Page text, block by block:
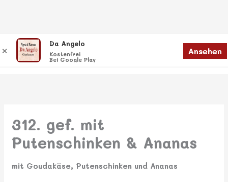
Inhalt
springen
Menü
Menü
312. gef. mit
Putenschinken & Ananas
mit Goudakäse, Putenschinken und Ananas
✕
Da Angelo
Kostenfrei
Bei Google Play
Ansehen